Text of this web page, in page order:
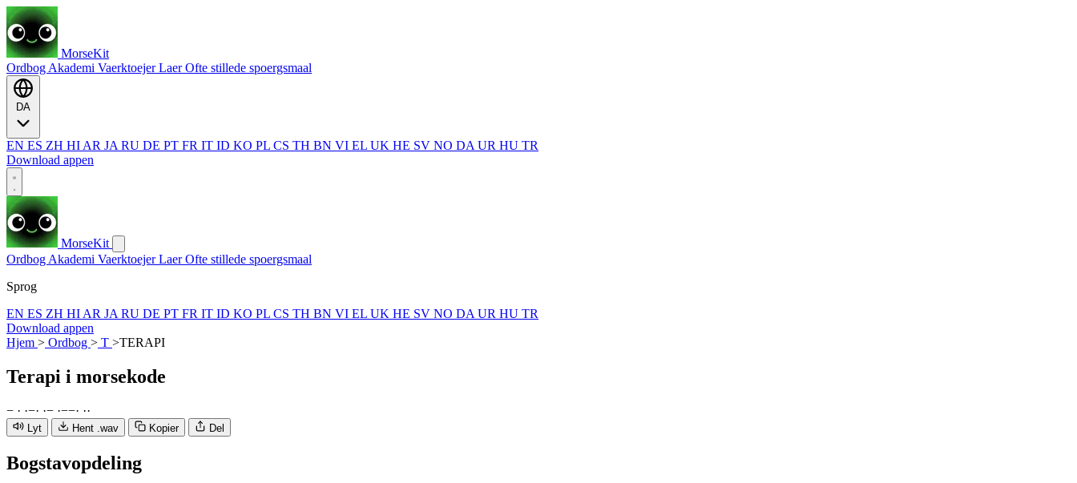
MorseKit
Ordbog Akademi VaerktoejerLaerOfte stillede spoergsmaal
EN ES ZH HI AR JA RU DE PT FR IT ID KO PL CS TH BN VI EL UK HE SV NO DA UR HU TR
Download appen
MorseKit
Ordbog Akademi VaerktoejerLaerOfte stillede spoergsmaal
Sprog
EN ES ZH HI AR JA RU DE PT FR IT ID KO PL CS TH BN VI EL UK HE SV NO DA UR HU TR
Download appen
Hjem > Ordbog > T >TERAPI
Terapi i morsekode
− · ·−· ·− ·−−· ··
Lyt Hent .wav Kopier Del
Bogstavopdeling